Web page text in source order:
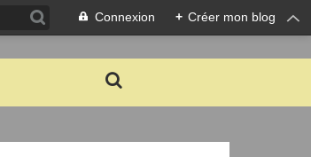
Connexion + Créer mon blog